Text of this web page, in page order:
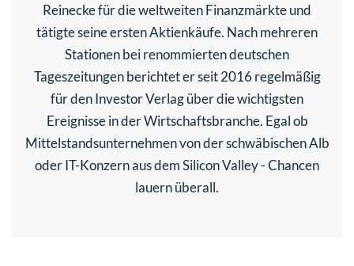
Reinecke für die weltweiten Finanzmärkte und
tätigte seine ersten Aktienkäufe. Nach mehreren
Stationen bei renommierten deutschen
Tageszeitungen berichtet er seit 2016 regelmäßig
für den Investor Verlag über die wichtigsten
Ereignisse in der Wirtschaftsbranche. Egal ob
Mittelstandsunternehmen von der schwäbischen Alb
oder IT-Konzern aus dem Silicon Valley - Chancen
lauern überall.